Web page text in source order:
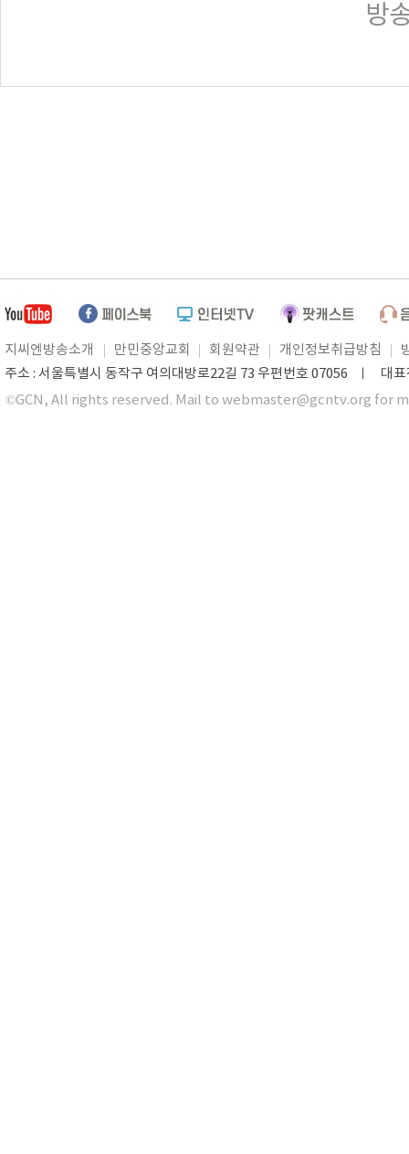
방
지씨엔방송소개 만민중앙교회 회원약관 개인정보취급방침
주소 : 서울특별시 동작구 여의대방로22길 73 우편번호 07056 ㅣ 대
©GCN, All rights reserved. Mail to webmaster@gcntv.org for